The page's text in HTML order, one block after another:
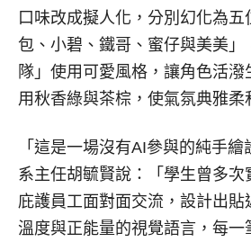
口味改成擬人化，分別幻化為
包、小碧、鐵哥、蜜仔與美美」
隊」使用可愛風格，讓角色活
用秋香綠與茶棕，使氣氛典雅柔
「這是一場沒有AI參與的純手
系主任胡毓賢說：「學生曾多次
庇護員工面對面交流，設計出貼
溫度與正能量的視覺語言，每一